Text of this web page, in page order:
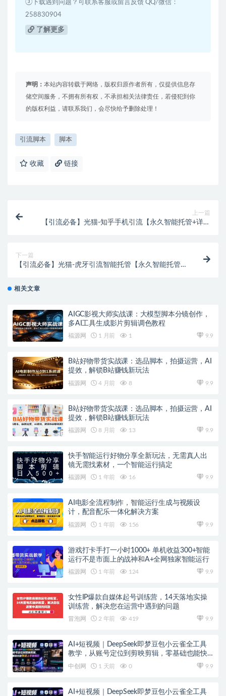
③下载遇到问题？可联系客服或留言反馈 QQ/微信：
258830904
了解更多
声明： 本站内容转载于网络，版权归原作者所有，仅提供信息存
储空间服务，不拥有所有权，不承担相关法律责任，若侵犯到你
的版权利益，请联系我们，会尽快给予删除处理！
引流脚本 脚本
收藏 链接
上一篇
【引流必备】光猫-知乎手机引流【永久智能托管+详细
下一篇
【引流必备】光猫-虎牙引流智能托管【永久智能托管
相关文章
AIGC影视大师实战课：大模型脚本分镜创作，
多AI工具生成影片剪辑调色教程
福源网 1 月前 1 9.9
B站好物带货实战课：选品脚本，拍摄运营，AI
提效，解锁B站赚钱新玩法
福源网 4 月前 8 9.9
B站好物带货实战课：选品脚本，拍摄运营，AI
提效，解锁B站赚钱新玩法
福源网 8 月前 13 9.9
快手智能运行好物分享全新玩法，无需真人出
镜无需找素材，一个智能运行搞定
福源网 1 年前 16 9.9
AI电影全流程制作，智能运行生成与视频设
计，配音配乐一体化解决方案
福源网 1 年前 156 9.9
游戏打卡手打一小时1000+ 单机收益300+智能
运行不是市面上的战神和A+全网独家智能运行
福源网 1 年前 124 9.9
女性IP爆款自媒体起号训练营，14天落地实操
训练营，解决您在运营中遇到的问题
冒泡网 2 年前 419 9.9
AI+短视频｜DeepSeek即梦豆包小云雀全工具
教学，从账号定位到剪映剪辑，零基础也能快
速上手做爆款
中创网 1 天前 0 9.9
AI+短视频｜DeepSeek即梦豆包小云雀全工具